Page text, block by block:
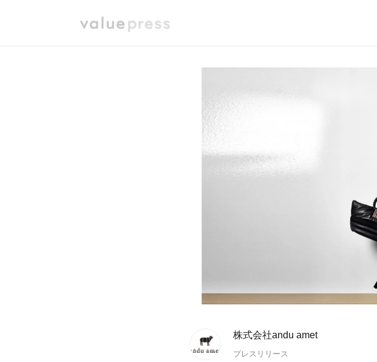
株式会社andu amet
プレスリリース